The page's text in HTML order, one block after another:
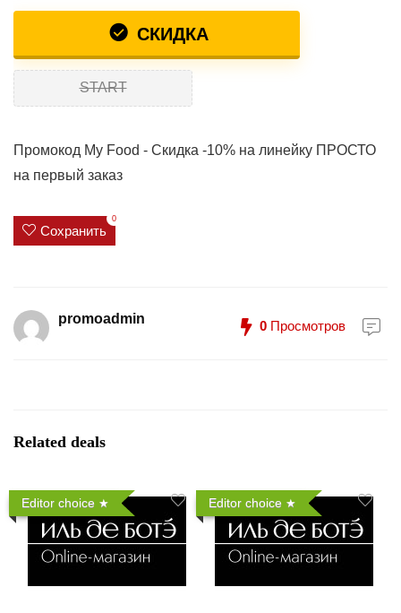
СКИДКА
START
Промокод My Food - Скидка -10% на линейку ПРОСТО
на первый заказ
Сохранить
0
promoadmin 0 Просмотров
Related deals
Editor choice Editor choice